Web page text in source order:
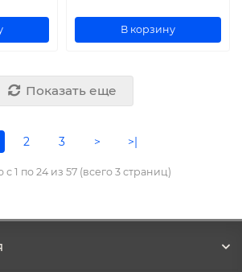
В корзину
Показать еще
2 3 > >|
с 1 по 24 из 57 (всего 3 страниц)